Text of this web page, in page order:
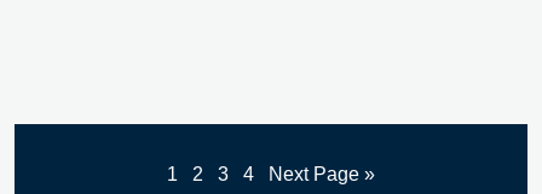
1 2 3 4 Next Page »